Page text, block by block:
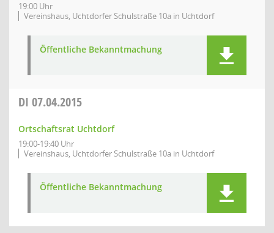
19:00 Uhr
Vereinshaus, Uchtdorfer Schulstraße 10a in Uchtdorf
Öffentliche Bekanntmachung
DI 07.04.2015
Ortschaftsrat Uchtdorf
19:00-19:40 Uhr
Vereinshaus, Uchtdorfer Schulstraße 10a in Uchtdorf
Öffentliche Bekanntmachung